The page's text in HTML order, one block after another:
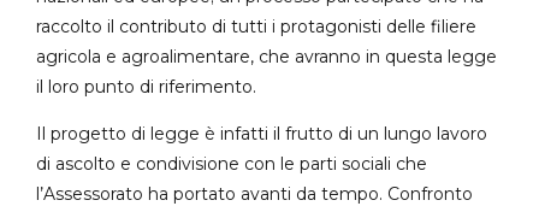
raccolto il contributo di tutti i protagonisti delle filiere
agricola e agroalimentare, che avranno in questa legge
il loro punto di riferimento.
Il progetto di legge è infatti il frutto di un lungo lavoro
di ascolto e condivisione con le parti sociali che
l’Assessorato ha portato avanti da tempo. Confronto